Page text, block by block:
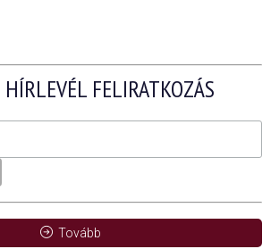
HÍRLEVÉL FELIRATKOZÁS
Tovább